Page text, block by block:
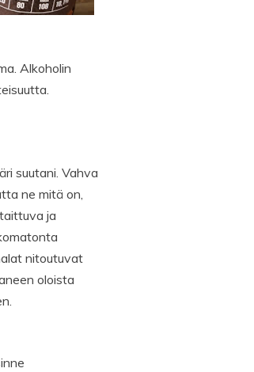
Alkoholin
suutani. Vahva
ne mitä on,
ja
nitoutuvat
oloista